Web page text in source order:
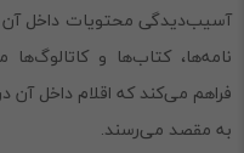
آسیب‌دیدگی محتویات داخل آن
نامه‌ها، کتاب‌ها و
فراهم می‌کند که اقلام داخل آن
به مقصد می‌رسند.